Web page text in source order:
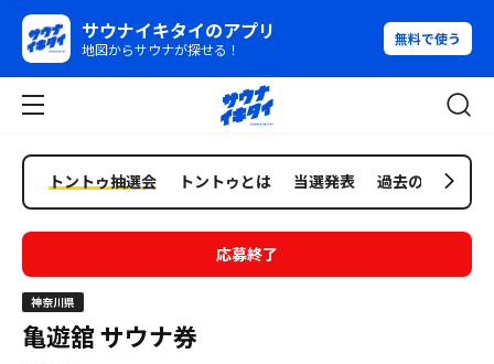
サウナイキタイのアプリ
地図からサウナが探せる！
無料で使う
トントゥ抽選会 トントゥとは 当選発表 過去の抽選会
応募終了
神奈川県
亀遊舘サウナ券